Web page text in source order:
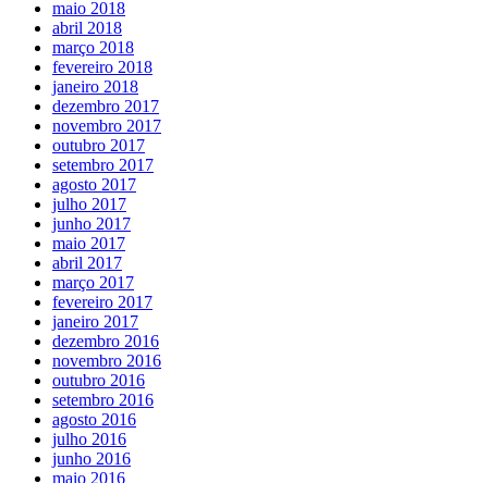
maio 2018
abril 2018
março 2018
fevereiro 2018
janeiro 2018
dezembro 2017
novembro 2017
outubro 2017
setembro 2017
agosto 2017
julho 2017
junho 2017
maio 2017
abril 2017
março 2017
fevereiro 2017
janeiro 2017
dezembro 2016
novembro 2016
outubro 2016
setembro 2016
agosto 2016
julho 2016
junho 2016
maio 2016